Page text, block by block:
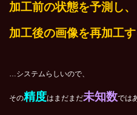
加工前の状態を予測し、
加工後の画像を再加工す
…システムらしいので、
その精度はまだまだ未知数では